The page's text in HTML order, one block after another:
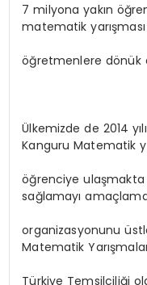
7 milyona yakın
matematik
öğretmenlere dönük
Ülkemizde de 2014
Kanguru Matematik
öğrenciye
sağlamayı
organizasyonunu
Matematik
Türkiye Temsilciliği